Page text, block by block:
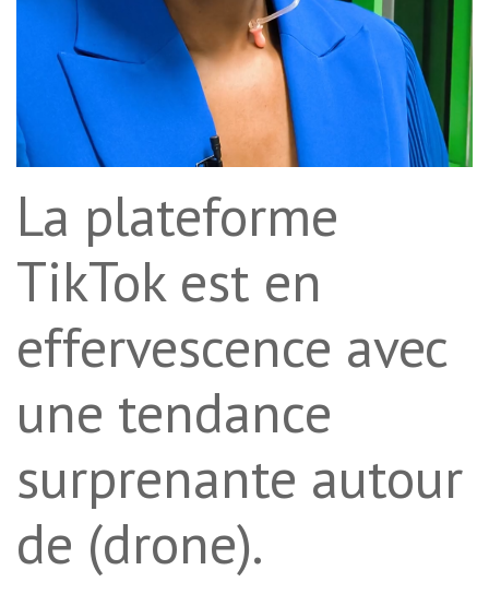
La plateforme
TikTok est en
effervescence avec
une tendance
surprenante autour
de (drone).